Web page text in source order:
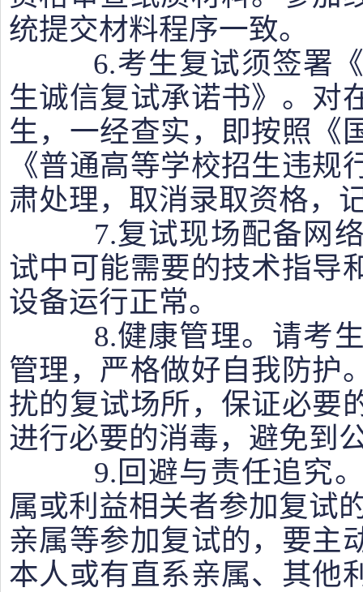
统提交材料程序一致。
6.考生复试须签署《
生诚信复试承诺书》。对
生，一经查实，即按照《
《普通高等学校招生违
肃处理，取消录取资格，
7.复试现场配备网络
试中可能需要的技术指导
设备运行正常。
8.健康管理。请考生
管理，严格做好自我防护
扰的复试场所，保证必要
进行必要的消毒，避免到
9.回避与责任追究。
属或利益相关者参加复试
亲属等参加复试的，要主
本人或有直系亲属、其他